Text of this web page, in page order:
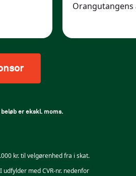
Orangutangens
er ekskl. moms.
kr. til velgørenhed fra i skat.
udfylder med CVR-nr. nedenfor